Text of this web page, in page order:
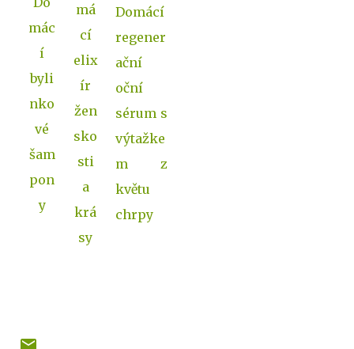
mác
í
byli
nko
vé
šam
pon
y
má
cí
elix
ír
žen
sko
sti
a
krá
sy
Domácí
regener
ační
oční
sérum s
výtažke
m z
květu
chrpy